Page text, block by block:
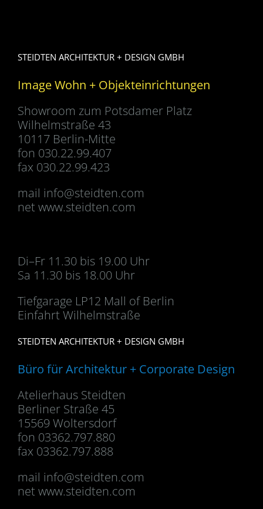
STEIDTEN ARCHITEKTUR + DESIGN GMBH
Image Wohn + Objekteinrichtungen
Showroom zum Potsdamer Platz
Wilhelmstraße 43
10117 Berlin-Mitte
fon 030.22.99.407
fax 030.22.99.423
mail info@steidten.com
net www.steidten.com
Di–Fr 11.30 bis 19.00 Uhr
Sa 11.30 bis 18.00 Uhr
Tiefgarage LP12 Mall of Berlin
Einfahrt Wilhelmstraße
STEIDTEN ARCHITEKTUR + DESIGN GMBH
Büro für Architektur + Corporate Design
Atelierhaus Steidten
Berliner Straße 45
15569 Woltersdorf
fon 03362.797.880
fax 03362.797.888
mail info@steidten.com
net www.steidten.com